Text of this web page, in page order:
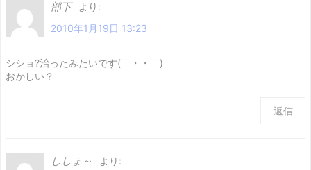
部下
より:
2010年1月19日 13:23
シショ?治ったみたいです(￣・・￣)
おかしい？
返信
ししょ～
より: